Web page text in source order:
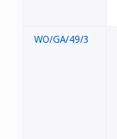
WO/GA/49/3